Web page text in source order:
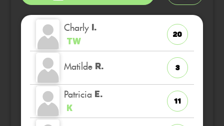
Charly I.
TW
20
Matilde R. 3
Patricia E.
K
11